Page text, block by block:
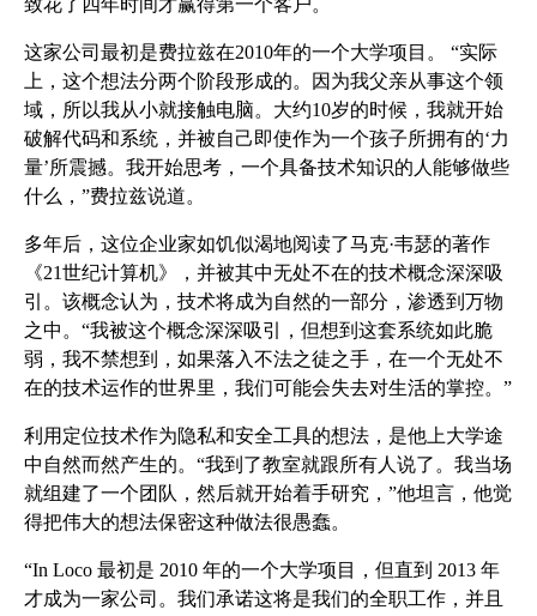
致花了四年时间才赢得第一个客户。
这家公司最初是费拉兹在2010年的一个大学项目。
“实际
上，这个想法分两个阶段形成的。因为我父亲从事这个领
域，所以我从小就接触电脑。大约10岁的时候，我就开始
破解代码和系统，并被自己即使作为一个孩子所拥有的‘力
量’所震撼。我开始思考，一个具备技术知识的人能够做些
什么，”费拉兹说道。
多年后，这位企业家如饥似渴地阅读了马克·韦瑟的著作
《21世纪计算机》，并被其中无处不在的技术概念深深吸
引。该概念认为，技术将成为自然的一部分，渗透到万物
之中。“我被这个概念深深吸引，但想到这套系统如此脆
弱，我不禁想到，如果落入不法之徒之手，在一个无处不
在的技术运作的世界里，我们可能会失去对生活的掌控。”
利用定位技术作为隐私和安全工具的想法，是他上大学途
中自然而然产生的。“我到了教室就跟所有人说了。我当场
就组建了一个团队，然后就开始着手研究，”他坦言，他觉
得把伟大的想法保密这种做法很愚蠢。
“In Loco 最初是 2010 年的一个大学项目，但直到 2013 年
才成为一家公司。我们承诺这将是我们的全职工作，并且